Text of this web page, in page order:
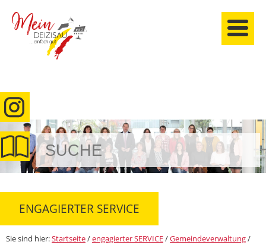
anmelden
ENGAGIERTER SERVICE
Sie sind hier:Startseite/engagierter SERVICE/Gemeindeverwaltung/